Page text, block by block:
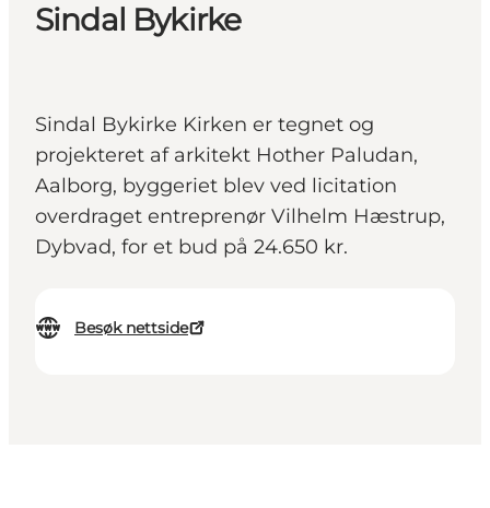
Sindal Bykirke
Sindal Bykirke Kirken er tegnet og
projekteret af arkitekt Hother Paludan,
Aalborg, byggeriet blev ved licitation
overdraget entreprenør Vilhelm Hæstrup,
Dybvad, for et bud på 24.650 kr.
Besøk nettside